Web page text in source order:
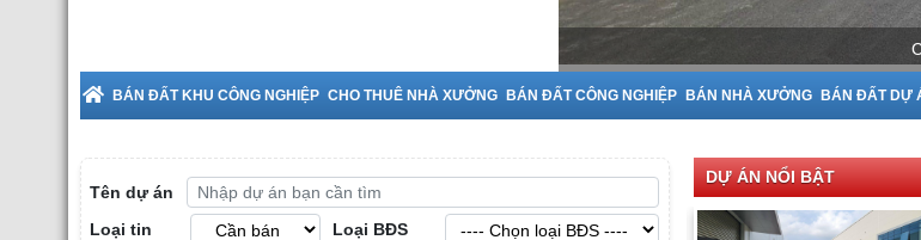
Cho Thuê Nhà Xưởng tại Bắc Ninh
BÁN ĐẤT KHU CÔNG NGHIỆP CHO THUÊ NHÀ XƯỞNG BÁN ĐẤT CÔNG NGHIỆP BÁN NHÀ XƯỞNG BÁN ĐẤT DỰ
Tên dự án
Loại tin
Loại BĐS
DỰ ÁN NỔI BẬT